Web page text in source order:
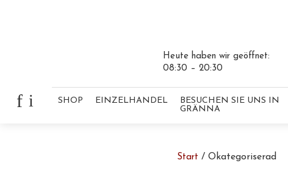
Heute haben wir geöffnet:
08:30 – 20:30
f i
SHOP
EINZELHANDEL
BESUCHEN SIE UNS IN
GRÄNNA
Start / Okategoriserad